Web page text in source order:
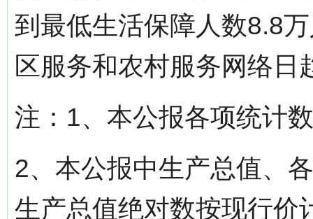
到最低生活保障人数8.8
区服务和农村服务网络日
注：1、本公报各项统计
2、本公报中生产总值、
生产总值绝对数按现行价